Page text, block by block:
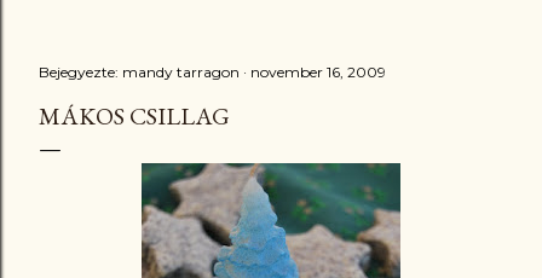
Bejegyezte: mandy tarragon november 16, 2009
MÁKOS CSILLAG